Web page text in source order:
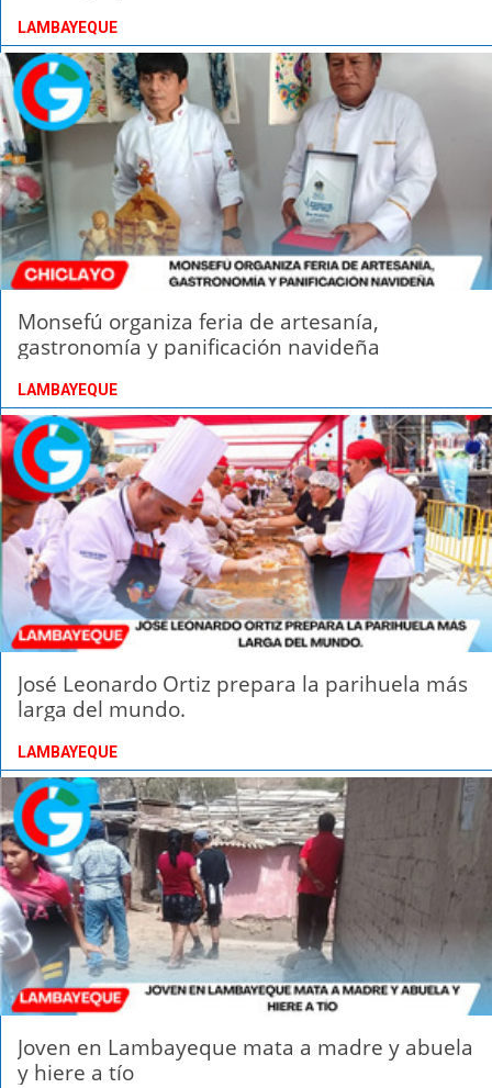
LAMBAYEQUE
Monsefú organiza feria de artesanía,
gastronomía y panificación navideña
LAMBAYEQUE
José Leonardo Ortiz prepara la parihuela más
larga del mundo.
LAMBAYEQUE
Joven en Lambayeque mata a madre y abuela
y hiere a tío